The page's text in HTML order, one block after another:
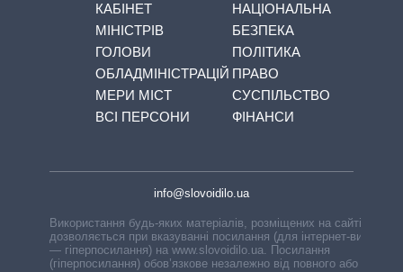
КАБІНЕТ
МІНІСТРІВ
ГОЛОВИ
ОБЛАДМІНІСТРАЦІЙ
МЕРИ МІСТ
ВСІ ПЕРСОНИ
НАЦІОНАЛЬНА
БЕЗПЕКА
ПОЛІТИКА
ПРАВО
СУСПІЛЬСТВО
ФІНАНСИ
info@slovoidilo.ua
Використання будь-яких матеріалів, розміщених на сайті,
дозволяється при вказуванні посилання (для інтернет-видань
— гіперпосилання) на www.slovoidilo.ua. Посилання
(гіперпосилання) обов’язкове незалежно від повного або